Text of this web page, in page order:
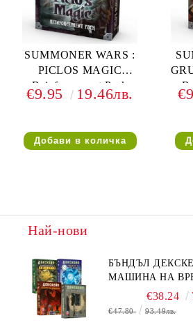
SUMMONER WARS :
PICLOS MAGIC
Reinforcement Pack
€9.95 19.46лв.
Най-нови
БЪНДЪЛ
МАШИНА НА
БЯГСТВО ОТ
ТАЙНИТЕ НА ЕЛ
€38.24
€47.80 93.49лв.